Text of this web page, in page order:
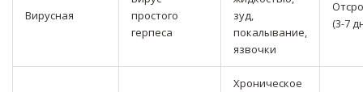
Вирусная
простого
герпеса
зуд,
покалывание,
язвочки
(3-7
Хроническое